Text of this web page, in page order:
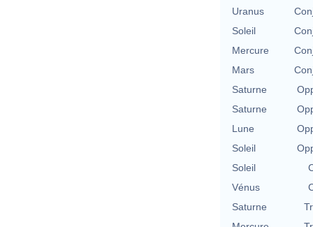
Uranus
Soleil
Mercure
Mars
Saturne
Saturne
Lune
Soleil
Soleil
Vénus
Saturne